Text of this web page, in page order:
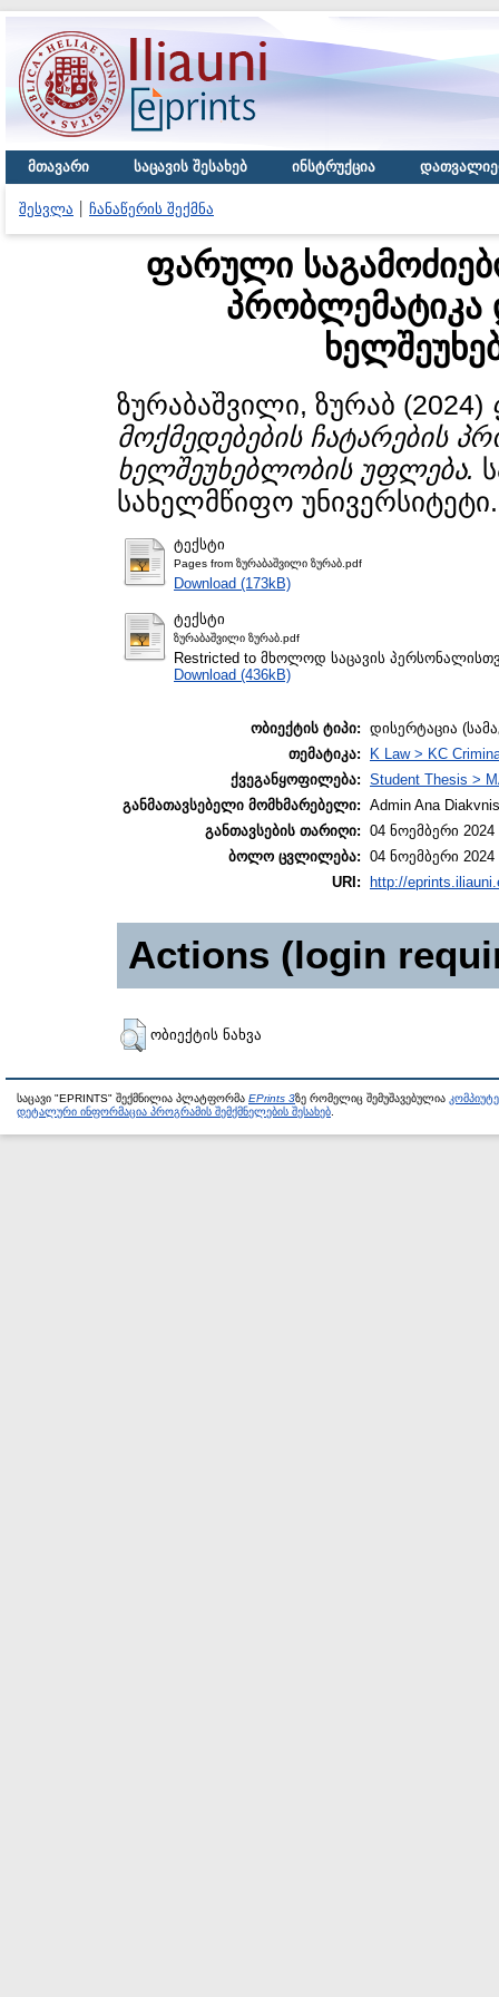
მთავარი საცავის შესახებ ინსტრუქცია
შესვლა ჩანაწერის შექმნა
ფარული
პრობლემატიკა
ზურაბაშვილი, ზურაბ (2024)
მოქმედებების ჩატარების
ხელშეუხებლობის უფლება.
სახელმწიფო უნივერსიტეტი.
ტექსტი
Pages from ზურაბაშვილი ზურაბ.pdf
Download (173kB)
ტექსტი
ზურაბაშვილი ზურაბ.pdf
Restricted to მხოლოდ საცავის
Download (436kB)
ობიექტის ტიპი: დისერტაცია
თემატიკა:
K Law > KC
ქვეგანყოფილება: Student Thesis >
განმათავსებელი მომხმარებელი: Admin Ana
განთავსების თარიღი: 04 ნოემბერი 2024
ბოლო ცვლილება: 04 ნოემბერი 2024
URI:
http://
Actions (login
ობიექტის ნახვა
საცავი "EPRINTS" შექმნილია პლატფორმა EPrints 3ზე რომელიც შემუშავებულია
დეტალური ინფორმაცია პროგრამის შემქმნელების შესახებ.